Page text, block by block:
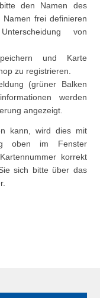
den Namen des
frei definieren
von
und Karte
zu registrieren.
(grüner Balken
werden
angezeigt.
kann, wird dies mit
oben im Fenster
korrekt
sich bitte über das